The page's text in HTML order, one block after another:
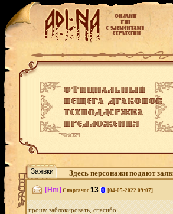
Заявки Здесь персонажи подают
[Hm] Спартачос 13 [i] [04-05-2022 09:07]
прошу заблокировать, спасибо....